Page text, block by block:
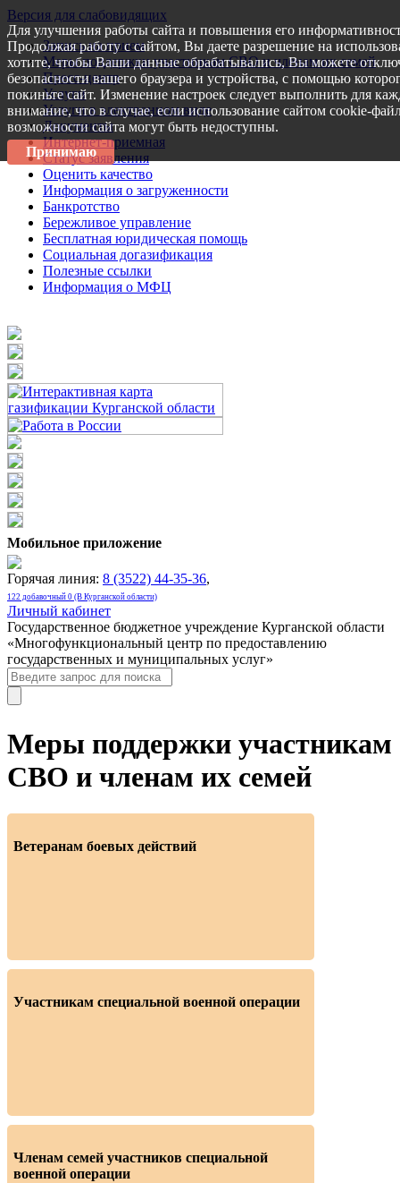
Версия для слабовидящих
Запись на прием
Меры поддержки участникам СВО и членам их семей
Пресс-центр
Услуги
Услуги в электронном виде
Документы
Интернет-приемная
Статус заявления
Оценить качество
Информация о загруженности
Банкротство
Бережливое управление
Бесплатная юридическая помощь
Социальная догазификация
Полезные ссылки
Информация о МФЦ
Мобильное приложение
Горячая линия: 8 (3522) 44-35-36,
122 добавочный 0 (В Курганской области)
Личный кабинет
Государственное бюджетное учреждение Курганской области
«Многофункциональный центр по предоставлению
государственных и муниципальных услуг»
Меры поддержки участникам
СВО и членам их семей
Ветеранам боевых действий
Участникам специальной военной операции
Членам семей участников специальной
военной операции
Для улучшения работы сайта и повышения его
Продолжая работу с сайтом, Вы даете разрешение на
хотите, чтобы Ваши данные обрабатывались, Вы можете
безопасности вашего браузера и устройства, с помощью
покиньте сайт. Изменение настроек следует выполнить для
внимание, что в случае, если использование сайтом cookie-
возможности сайта могут быть недоступны.
Принимаю